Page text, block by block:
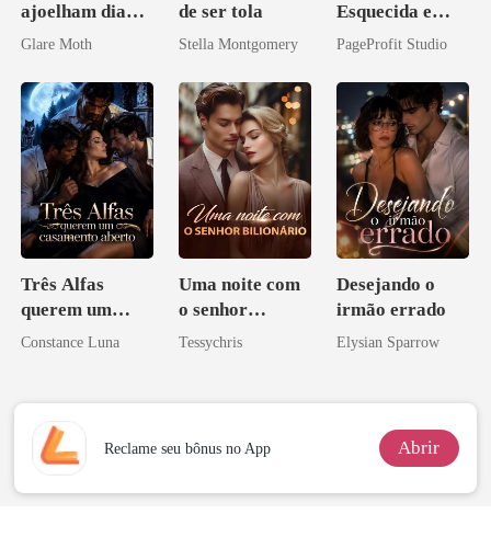
ajoelham diante
de mim
Glare Moth
de ser tola
Stella Montgomery
Esquecida e
Seus
Beta
PageProfit Studio
Três Alfas
querem um
casamento
Constance Luna
Uma noite com
o senhor
Bilionário
Tessychris
Desejando o
irmão errado
Elysian Sparrow
Reclame seu bônus no App Abrir